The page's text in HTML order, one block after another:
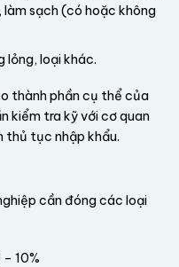
sạch (có hoặc không
lỏng, loại khác.
thành phần cụ thể của
kiểm tra kỹ với cơ quan
thủ tục nhập khẩu.
cần đóng các loại
10%